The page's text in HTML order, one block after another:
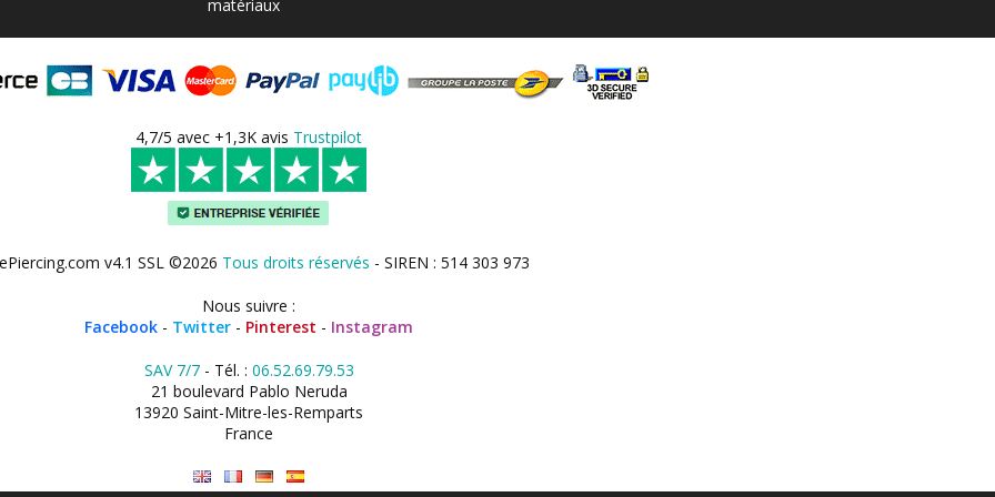
matériaux
4,7/5 avec +1,3K avis Trustpilot
v4.1 SSL ©2026 Tous droits réservés - SIREN : 514 303 973
Nous suivre :
Facebook - Twitter - Pinterest - Instagram
SAV 7/7- Tél. : 06.52.69.79.53
21 boulevard Pablo Neruda
13920 Saint-Mitre-les-Remparts
France